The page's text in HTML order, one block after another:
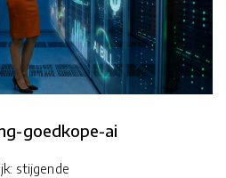
goedkope-ai
stijgende